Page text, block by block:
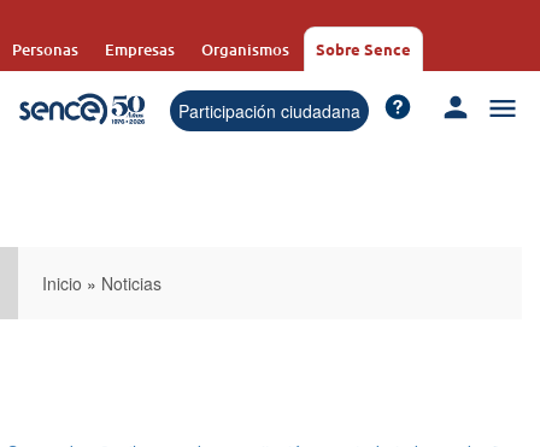
contenido
Personas Empresas Organismos Sobre Sence
Participación ciudadana
Inicio » Noticias